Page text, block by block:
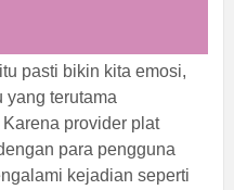
pasti bikin kita emosi,
yang terutama
provider plat
para pengguna
kejadian seperti